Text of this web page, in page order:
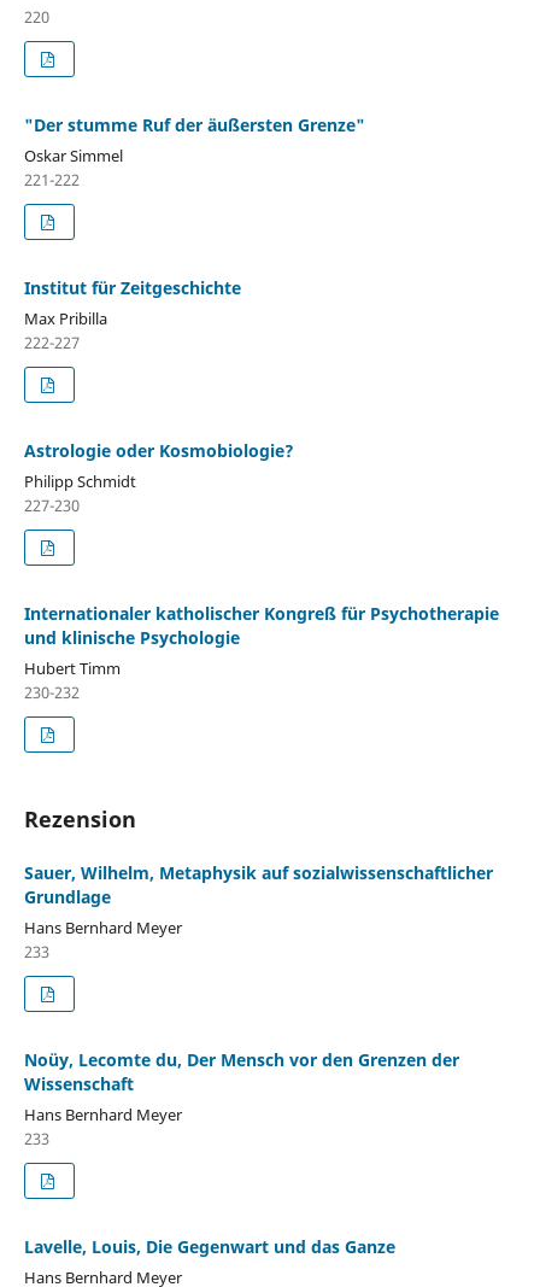
220
"Der stumme Ruf der äußersten Grenze"
Oskar Simmel
221-222
Institut für Zeitgeschichte
Max Pribilla
222-227
Astrologie oder Kosmobiologie?
Philipp Schmidt
227-230
Internationaler katholischer Kongreß für Psychotherapie
und klinische Psychologie
Hubert Timm
230-232
Rezension
Sauer, Wilhelm, Metaphysik auf sozialwissenschaftlicher
Grundlage
Hans Bernhard Meyer
233
Noüy, Lecomte du, Der Mensch vor den Grenzen der
Wissenschaft
Hans Bernhard Meyer
233
Lavelle, Louis, Die Gegenwart und das Ganze
Hans Bernhard Meyer